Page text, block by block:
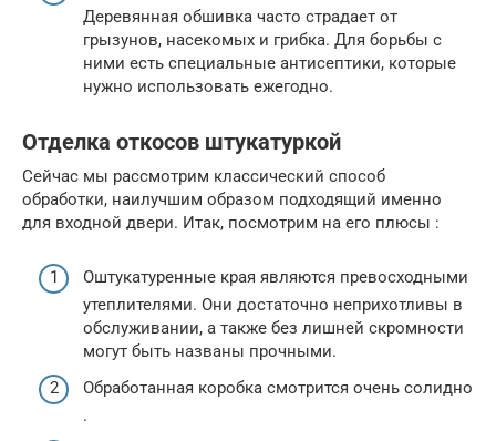
Деревянная обшивка часто страдает от
грызунов, насекомых и грибка. Для борьбы с
ними есть специальные антисептики, которые
нужно использовать ежегодно.
Отделка откосов штукатуркой
Сейчас мы рассмотрим классический способ
обработки, наилучшим образом подходящий именно
для входной двери. Итак, посмотрим на его плюсы :
Оштукатуренные края являются превосходными
утеплителями. Они достаточно неприхотливы в
обслуживании, а также без лишней скромности
могут быть названы прочными.
Обработанная коробка смотрится очень солидно
.